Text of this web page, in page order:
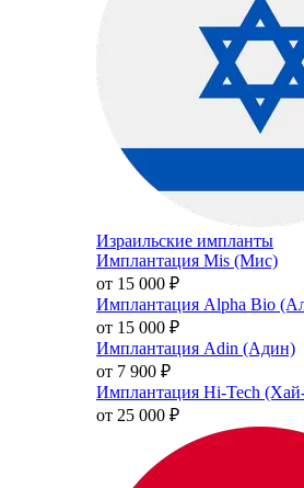
Израильские импланты
Имплантация Mis (Мис)
от 15 000 ₽
Имплантация Alpha Bio
от 15 000 ₽
Имплантация Adin (Адин)
от 7 900 ₽
Имплантация Hi-Tech
от 25 000 ₽